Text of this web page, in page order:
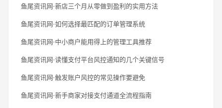
鱼尾资讯网·新店三个月从零做到盈利的实用方法
鱼尾资讯网·如何选择最匹配的订单管理系统
鱼尾资讯网·中小商户能用得上的管理工具推荐
鱼尾资讯网·读懂支付平台风控通知的几个关键信号
鱼尾资讯网·触发账户风控的常见操作要避免
鱼尾资讯网·新手商家对接支付通道全流程指南